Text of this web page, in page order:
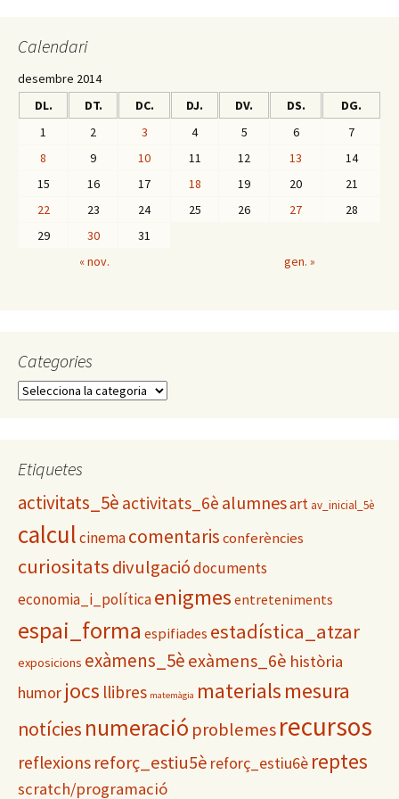
k
ix
Calendari
desembre 2014
DL.
DT. DC. DJ. DV. DS. DG.
« nov. gen. »
1 2 3 4 5 6
7
8
9 10 11 12 13
14
15
16 17 18 19 20
21
22
23 24 25 26 27
28
29
30 31
Categories
C
g
r
e
Etiquetes
activitats_5è activitats_6è alumnesart av_inicial_5è
calculcinemacomentarisconferències
curiositatsdivulgaciódocuments
economia_i_políticaenigmes entreteniments
espai_forma espifiades estadística_atzar
exposicions exàmens_5èexàmens_6è història
humor jocs llibres matemàgia materialsmesura
notícies numeració problemesrecursos
reflexions reforç_estiu5è reforç_estiu6è reptes
scratch/programació